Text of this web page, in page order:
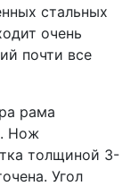
стальных
очень
почти все
рама
Нож
толщиной 3-
Угол